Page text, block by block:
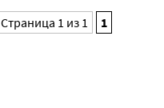
Страница 1 из 1 1